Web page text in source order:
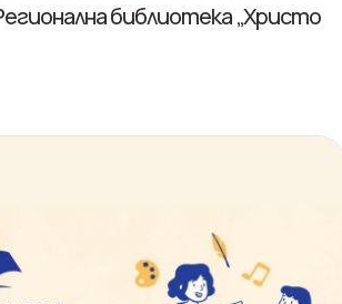
библиотека „Христо